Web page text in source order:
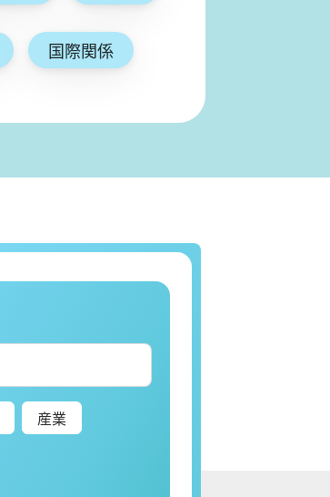
国際関係
産業